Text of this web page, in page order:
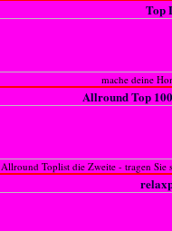
Top
mache deine
Allround Top
Allround Toplist die Zweite - tragen Sie